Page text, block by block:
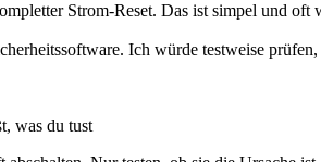
Strom-Reset. Das ist simpel und oft
Ich würde testweise
was du tust